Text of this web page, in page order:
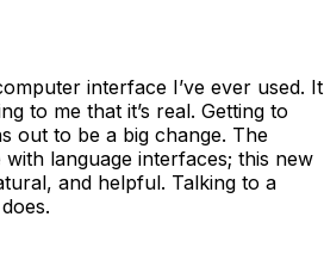
interface I’ve ever used. It
to me that it’s real. Getting to
out to be a big change. The
language interfaces; this new
and helpful. Talking to a